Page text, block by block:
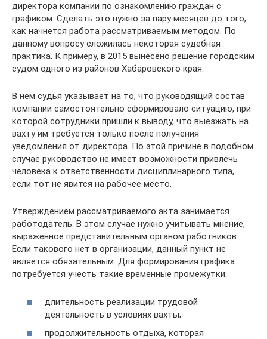
директора компании по ознакомлению граждан с
графиком. Сделать это нужно за пару месяцев до того,
как начнется работа рассматриваемым методом. По
данному вопросу сложилась некоторая судебная
практика. К примеру, в 2015 вынесено решение городским
судом одного из районов Хабаровского края.
В нем судья указывает на то, что руководящий состав
компании самостоятельно сформировало ситуацию, при
которой сотрудники пришли к выводу, что выезжать на
вахту им требуется только после получения
уведомления от директора. По этой причине в подобном
случае руководство не имеет возможности привлечь
человека к ответственности дисциплинарного типа,
если тот не явится на рабочее место.
Утверждением рассматриваемого акта занимается
работодатель. В этом случае нужно учитывать мнение,
выраженное представительным органом работников.
Если такового нет в организации, данный пункт не
является обязательным. Для формирования графика
потребуется учесть такие временные промежутки:
длительность реализации трудовой
деятельность в условиях вахты;
продолжительность отдыха, которая